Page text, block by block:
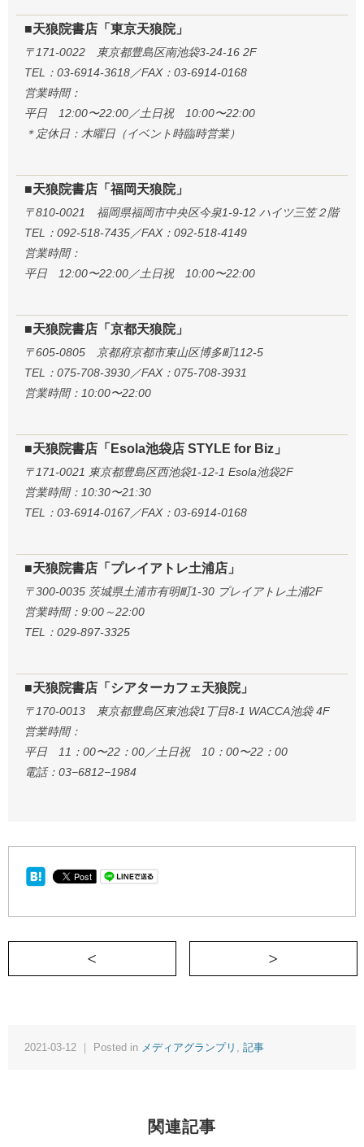
■天狼院書店「東京天狼院」
〒171-0022 東京都豊島区南池袋3-24-16 2F
TEL：03-6914-3618／FAX：03-6914-0168
営業時間：
平日 12:00〜22:00／土日祝 10:00〜22:00
＊定休日：木曜日（イベント時臨時営業）
■天狼院書店「福岡天狼院」
〒810-0021 福岡県福岡市中央区今泉1-9-12 ハイツ三笠２階
TEL：092-518-7435／FAX：092-518-4149
営業時間：
平日 12:00〜22:00／土日祝 10:00〜22:00
■天狼院書店「京都天狼院」
〒605-0805 京都府京都市東山区博多町112-5
TEL：075-708-3930／FAX：075-708-3931
営業時間：10:00〜22:00
■天狼院書店「Esola池袋店 STYLE for Biz」
〒171-0021 東京都豊島区西池袋1-12-1 Esola池袋2F
営業時間：10:30〜21:30
TEL：03-6914-0167／FAX：03-6914-0168
■天狼院書店「プレイアトレ土浦店」
〒300-0035 茨城県土浦市有明町1-30 プレイアトレ土浦2F
営業時間：9:00～22:00
TEL：029-897-3325
■天狼院書店「シアターカフェ天狼院」
〒170-0013 東京都豊島区東池袋1丁目8-1 WACCA池袋 4F
営業時間：
平日 11：00〜22：00／土日祝 10：00〜22：00
電話：03−6812−1984
＜ ゴミ拾いから始まった山の整備活動
2021-03-12 ｜ Posted in メディアグランプリ 記事
関連記事